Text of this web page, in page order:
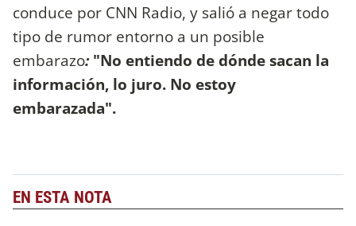
conduce por CNN Radio, y salió a negar todo
tipo de rumor entorno a un posible
embarazo:"No entiendo de dónde sacan la
información, lo juro. No estoy
embarazada".
EN ESTA NOTA